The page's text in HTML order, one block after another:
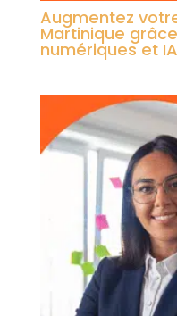
Augmentez
Martinique
numériques et IA